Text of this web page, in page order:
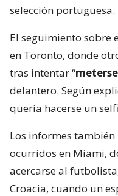
selección portuguesa.
El seguimiento sobre
en Toronto, donde
tras intentar “
delantero. Según
quería hacerse un
Los informes
ocurridos en Miami,
acercarse al
Croacia, cuando un